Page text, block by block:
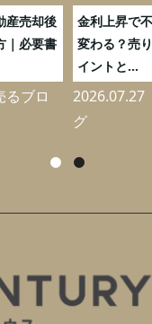
産売却後
｜必要書
るブロ
金利上昇で
変わる？売
イントと...
2026.07.27
グ